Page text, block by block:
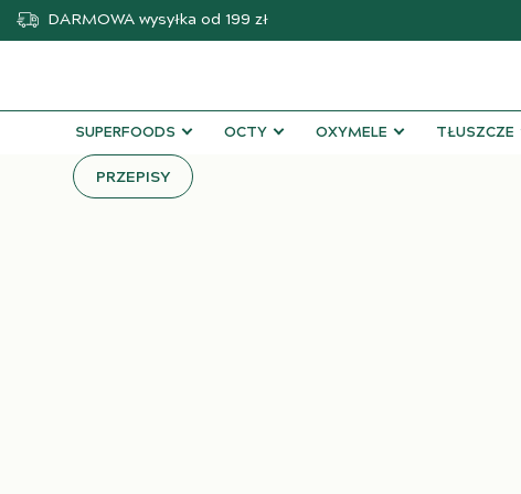
DARMOWA wysyłka od 199 zł
SUPERFOODS OCTY OXYMELE TŁUSZCZE
PRZEPISY